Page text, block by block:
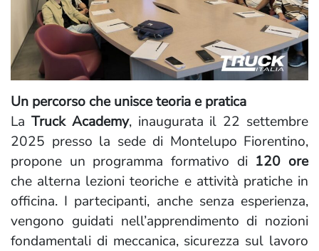
Un percorso che unisce teoria e pratica
La Truck Academy, inaugurata il 22 settembre
2025 presso la sede di Montelupo Fiorentino,
propone un programma formativo di 120 ore
che alterna lezioni teoriche e attività pratiche in
officina. I partecipanti, anche senza esperienza,
vengono guidati nell’apprendimento di nozioni
fondamentali di meccanica, sicurezza sul lavoro